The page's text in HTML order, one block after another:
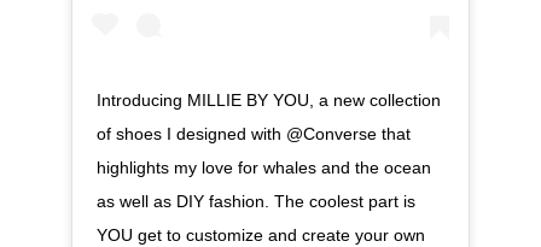
Introducing MILLIE BY YOU, a new collection
of shoes I designed with @Converse that
highlights my love for whales and the ocean
as well as DIY fashion. The coolest part is
YOU get to customize and create your own